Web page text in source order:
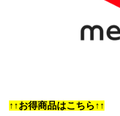
↑↑お得商品はこちら↑↑